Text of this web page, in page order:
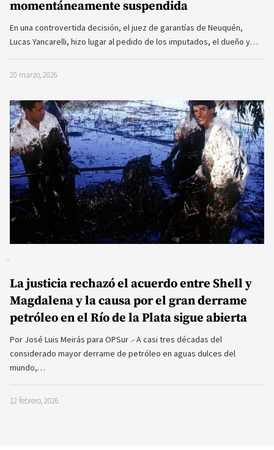
momentáneamente suspendida
En una controvertida decisión, el juez de garantías de Neuquén,
Lucas Yancarelli, hizo lugar al pedido de los imputados, el dueño y…
20 marzo, 2026
La justicia rechazó el acuerdo entre Shell y
Magdalena y la causa por el gran derrame
petróleo en el Río de la Plata sigue abierta
Por José Luis Meirás para OPSur .- A casi tres décadas del
considerado mayor derrame de petróleo en aguas dulces del
mundo,…
12 febrero, 2026